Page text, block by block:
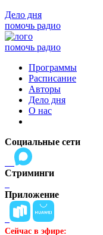
Дело дня
помочь радио
помочь радио
Программы
Расписание
Авторы
Дело дня
О нас
Социальные сети
Стриминги
Приложение
Сейчас в эфире: